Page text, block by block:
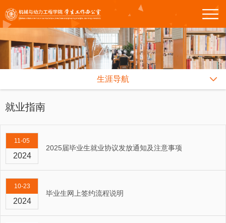
生涯导航
就业指南
11-05
2024
2025届毕业生就业协议发放通知及注意事项
10-23
2024
毕业生网上签约流程说明